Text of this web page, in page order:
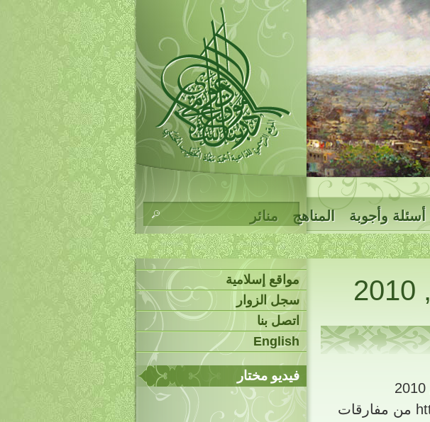
أسئلة وأجوبة المناهج
منائر
صحيفة الشرق القطريه الخميس 9 رمضان 1431 – 19 أغسطس 2010
http://fahmyhoweidy.blogspot.com/2010/08/blog-post_19.html من مفارقات
مواقع إسلامية
سجل الزوار
اتصل بنا
English
فيديو مختار